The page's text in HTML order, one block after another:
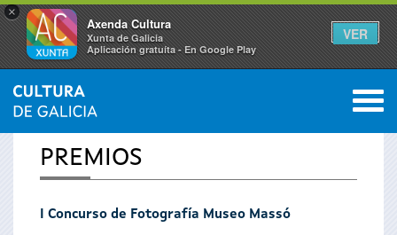
×
Axenda Cultura
Xunta de Galicia
Aplicación gratuíta - En Google Play
VER
Se
encuentra
usted
INICIO 0
PREMIOS
I Concurso de Fotografía Museo Massó